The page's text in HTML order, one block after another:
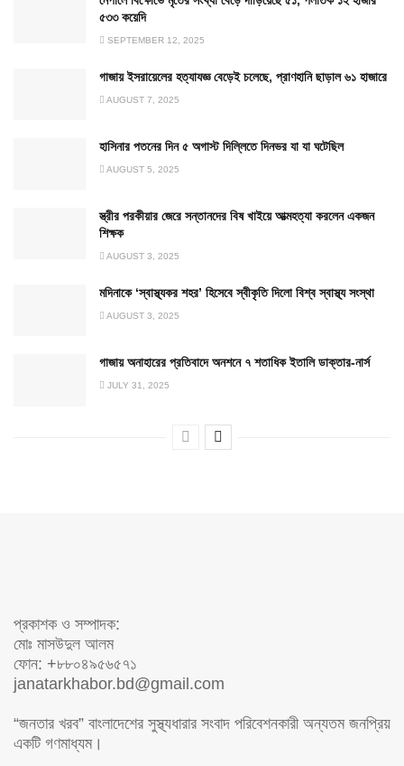
৫৩৩ কয়েদি
SEPTEMBER 12, 2025
গাজায় ইসরায়েলের হত্যাযজ্ঞ বেড়েই চলেছে, প্রাণহানি ছাড়াল ৬১ হাজারে
AUGUST 7, 2025
হাসিনার পতনের দিন ৫ অগাস্ট দিল্লিতে দিনভর যা যা ঘটেছিল
AUGUST 5, 2025
স্ত্রীর পরকীয়ার জেরে সন্তানদের বিষ খাইয়ে আত্মহত্যা করলেন একজন
শিক্ষক
AUGUST 3, 2025
মদিনাকে ‘স্বাস্থ্যকর শহর’ হিসেবে স্বীকৃতি দিলো বিশ্ব স্বাস্থ্য সংস্থা
AUGUST 3, 2025
গাজায় অনাহারের প্রতিবাদে অনশনে ৭ শতাধিক ইতালি ডাক্তার-নার্স
JULY 31, 2025
প্রকাশক ও সম্পাদক:
মোঃ মাসউদুল আলম
ফোন: +৮৮০৪৯৫৬৫৭১
janatarkhabor.bd@gmail.com
“জনতার খরব” বাংলাদেশের সুস্থ্যধারার সংবাদ পরিবেশনকারী অন্যতম জনপ্রিয়
একটি গণমাধ্যম।